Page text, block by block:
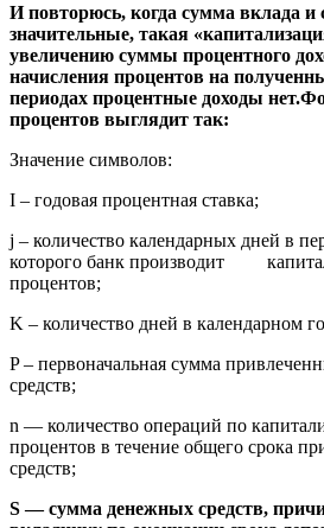
И повторюсь, когда сумма вклада и
значительные, такая
увеличению суммы процентного
начисления процентов на
периодах процентные доходы
процентов выглядит так:
Значение символов:
I – годовая процентная ставка;
j – количество календарных дней в
которого банк производит
процентов;
K – количество дней в календарном
P – первоначальная сумма
средств;
n — количество операций по
процентов в течение общего срока
средств;
S — сумма денежных средств,